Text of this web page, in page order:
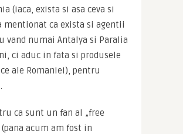
(iaca, exista si asa ceva si
mentionat ca exista si agentii
vand numai Antalya si Paralia
ci aduc in fata si produsele
ale Romaniei), pentru
ca sunt un fan al „free
acum am fost in